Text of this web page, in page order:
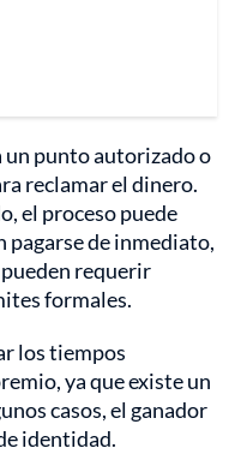
un punto autorizado o
reclamar el dinero.
el proceso puede
pagarse de inmediato,
requerir
formales.
los tiempos
ya que existe un
casos, el ganador
identidad.